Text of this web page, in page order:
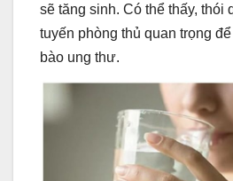
sẽ tăng sinh. Có thể thấy, thói
tuyến phòng thủ quan trọng
bào ung thư.